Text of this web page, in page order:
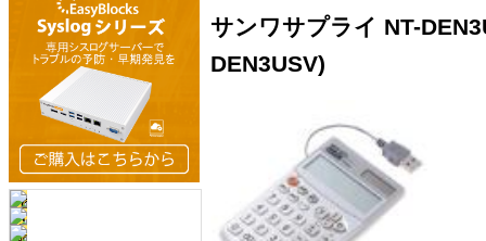
サンワサプライ NT-
DEN3USV)